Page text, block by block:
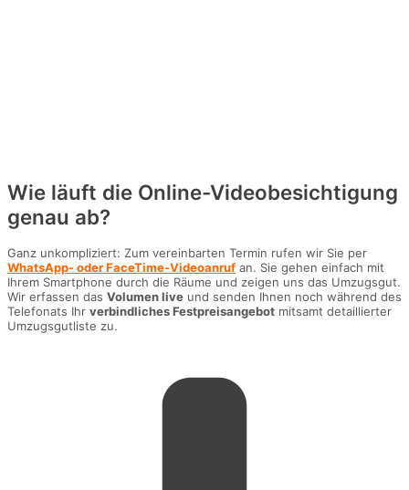
Wie läuft die Online-Videobesichtigung
genau ab?
Ganz unkompliziert: Zum vereinbarten Termin rufen wir Sie per
WhatsApp- oder FaceTime-Videoanruf an. Sie gehen einfach mit
Ihrem Smartphone durch die Räume und zeigen uns das Umzugsgut.
Wir erfassen das Volumen live und senden Ihnen noch während des
Telefonats Ihr verbindliches Festpreisangebot mitsamt detaillierter
Umzugsgutliste zu.